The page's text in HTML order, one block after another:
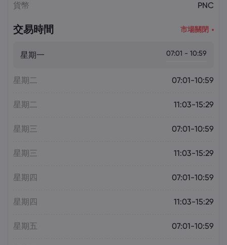
貨幣 PNC
交易時間 市場關閉
星期一 07:01 - 10:59
星期二 07:01-10:59
星期二 11:03-15:29
星期三 07:01-10:59
星期三 11:03-15:29
星期四 07:01-10:59
星期四 11:03-15:29
星期五 07:01-10:59